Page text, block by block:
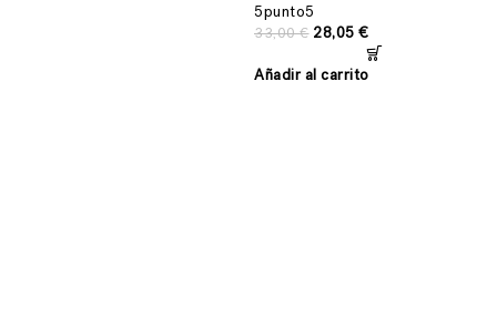
5punto5
33,00€ 28,05 €
Añadir al carrito